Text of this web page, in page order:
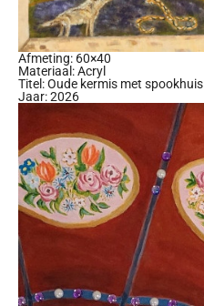
Afmeting: 60×40
Materiaal: Acryl
Titel: Oude kermis met spookhuis
Jaar: 2026